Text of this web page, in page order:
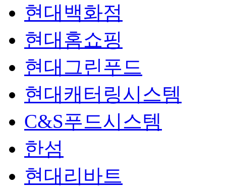
현대백화점
현대홈쇼핑
현대그린푸드
현대캐터링시스템
C&S푸드시스템
한섬
현대리바트